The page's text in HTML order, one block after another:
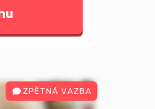
ZPĚTNÁ VAZBA